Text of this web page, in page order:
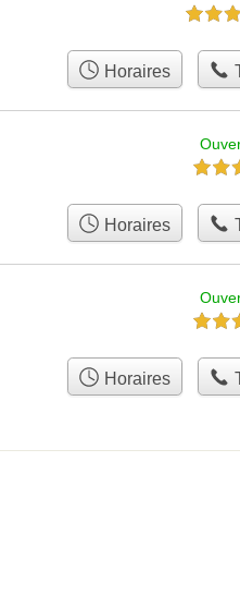
4,5
Horaires
5,0
Horaires
5,0
Horaires